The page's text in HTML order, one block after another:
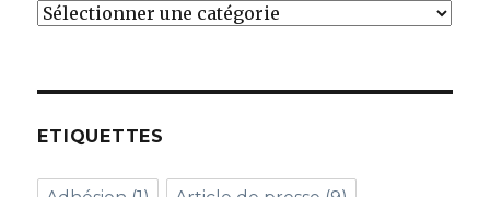
Catégories
ETIQUETTES